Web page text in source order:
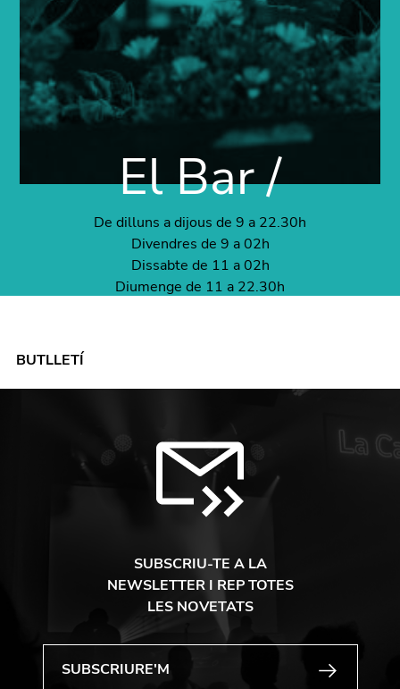
El Bar /
De dilluns a dijous de 9 a 22.30h
Divendres de 9 a 02h
Dissabte de 11 a 02h
Diumenge de 11 a 22.30h
BUTLLETÍ
SUBSCRIU-TE A LA
NEWSLETTER I REP TOTES
LES NOVETATS